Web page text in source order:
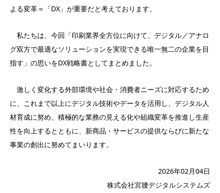
よる変革＝「DX」が重要だと考えております。
私たちは、今回「印刷業界全方位に向けて、デジタル／アナロ
グ双方で最適なソリューションを実現できる唯一無二の企業を目
指す」の思いをDX戦略書としてまとめました。
激しく変化する外部環境や社会・消費者ニーズに対応するため
に、これまで以上にデジタル技術やデータを活用し、デジタル人
材育成に努め、積極的な業務の見える化や組織変革を推進し生産
性を向上するとともに、新商品・サービスの提供ならびに新たな
事業の創出に努めてまいります。
2026年02月04日
株式会社宮腰デジタルシステムズ